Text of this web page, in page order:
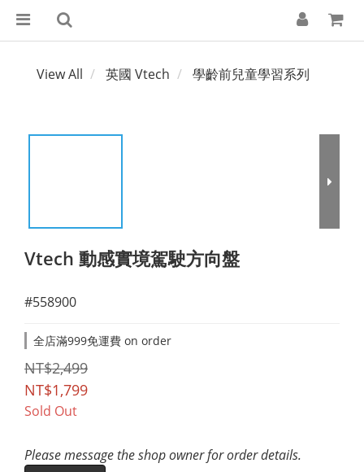
View All 英國 Vtech 學齡前兒童學習系列
Vtech 動感實境駕駛方向盤
#558900
全店滿999免運費 on order
NT$2,499
NT$1,799
Sold Out
Please message the shop owner for order details.